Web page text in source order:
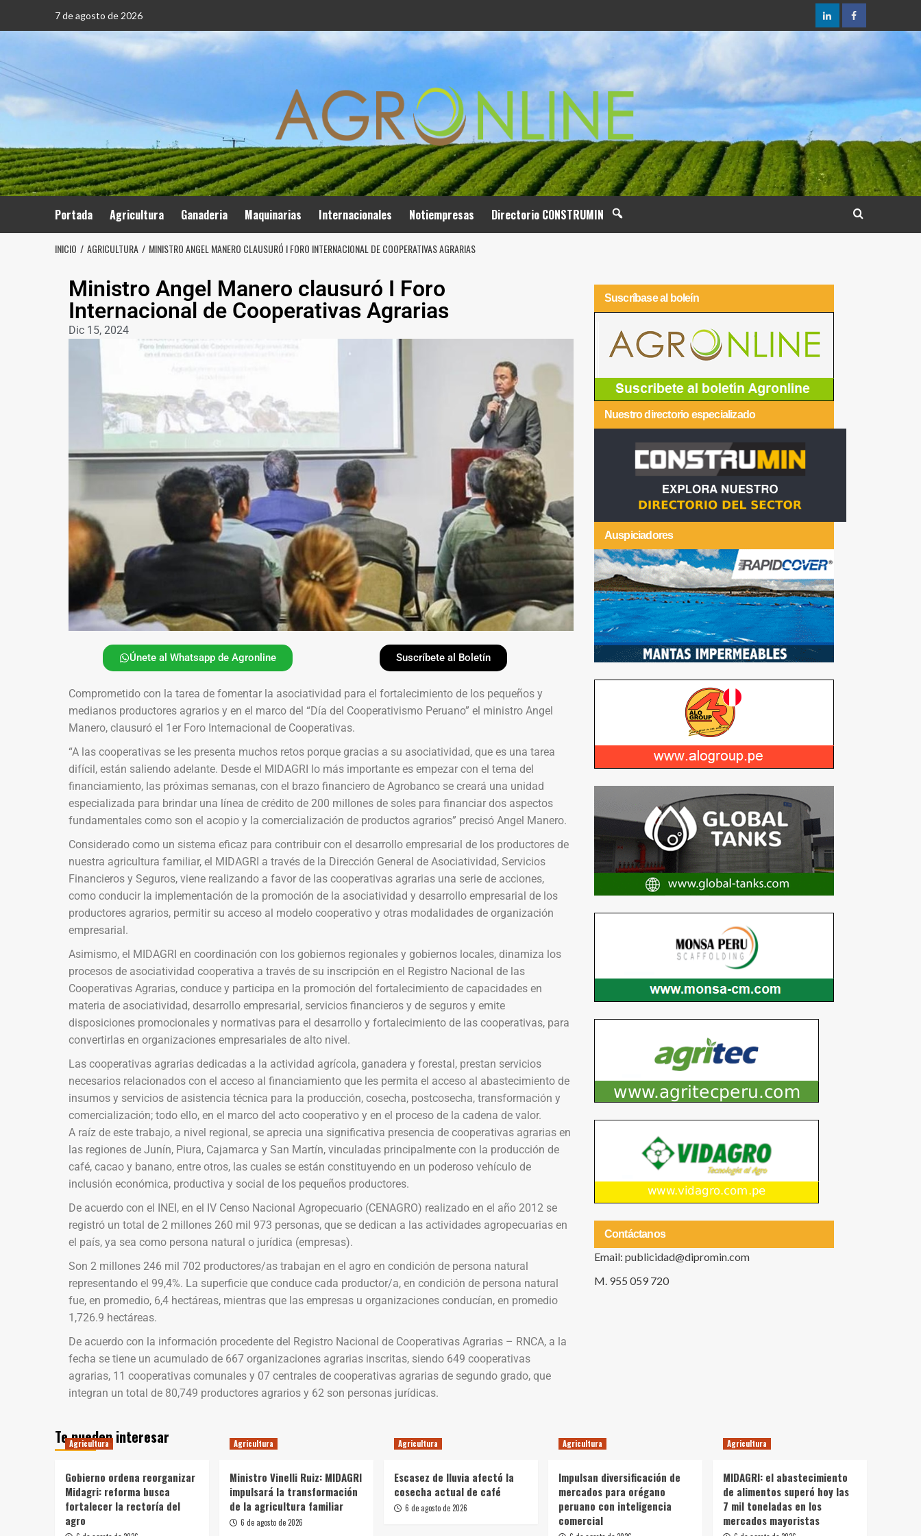
7 de agosto de 2026
Portada Agricultura Ganaderia Maquinarias Internacionales Notiempresas Directorio CONSTRUMIN
INICIO AGRICULTURA MINISTRO ANGEL MANERO CLAUSURÓ I FORO INTERNACIONAL DE COOPERATIVAS AGRARIAS
Ministro Angel Manero clausuró I Foro
Internacional de Cooperativas Agrarias
Dic 15, 2024
Únete al Whatsapp de Agronline Suscríbete al Boletín
Comprometido con la tarea de fomentar la asociatividad para el fortalecimiento de los pequeños y
medianos productores agrarios y en el marco del “Día del Cooperativismo Peruano” el ministro Angel
Manero, clausuró el 1er Foro Internacional de Cooperativas.
“A las cooperativas se les presenta muchos retos porque gracias a su asociatividad, que es una tarea
difícil, están saliendo adelante. Desde el MIDAGRI lo más importante es empezar con el tema del
financiamiento, las próximas semanas, con el brazo financiero de Agrobanco se creará una unidad
especializada para brindar una línea de crédito de 200 millones de soles para financiar dos aspectos
fundamentales como son el acopio y la comercialización de productos agrarios” precisó Angel Manero.
Considerado como un sistema eficaz para contribuir con el desarrollo empresarial de los productores de
nuestra agricultura familiar, el MIDAGRI a través de la Dirección General de Asociatividad, Servicios
Financieros y Seguros, viene realizando a favor de las cooperativas agrarias una serie de acciones,
como conducir la implementación de la promoción de la asociatividad y desarrollo empresarial de los
productores agrarios, permitir su acceso al modelo cooperativo y otras modalidades de organización
empresarial.
Asimismo, el MIDAGRI en coordinación con los gobiernos regionales y gobiernos locales, dinamiza los
procesos de asociatividad cooperativa a través de su inscripción en el Registro Nacional de las
Cooperativas Agrarias, conduce y participa en la promoción del fortalecimiento de capacidades en
materia de asociatividad, desarrollo empresarial, servicios financieros y de seguros y emite
disposiciones promocionales y normativas para el desarrollo y fortalecimiento de las cooperativas, para
convertirlas en organizaciones empresariales de alto nivel.
Las cooperativas agrarias dedicadas a la actividad agrícola, ganadera y forestal, prestan servicios
necesarios relacionados con el acceso al financiamiento que les permita el acceso al abastecimiento de
insumos y servicios de asistencia técnica para la producción, cosecha, postcosecha, transformación y
comercialización; todo ello, en el marco del acto cooperativo y en el proceso de la cadena de valor.
A raíz de este trabajo, a nivel regional, se aprecia una significativa presencia de cooperativas agrarias en
las regiones de Junín, Piura, Cajamarca y San Martín, vinculadas principalmente con la producción de
café, cacao y banano, entre otros, las cuales se están constituyendo en un poderoso vehículo de
inclusión económica, productiva y social de los pequeños productores.
De acuerdo con el INEI, en el IV Censo Nacional Agropecuario (CENAGRO) realizado en el año 2012 se
registró un total de 2 millones 260 mil 973 personas, que se dedican a las actividades agropecuarias en
el país, ya sea como persona natural o jurídica (empresas).
Son 2 millones 246 mil 702 productores/as trabajan en el agro en condición de persona natural
representando el 99,4%. La superficie que conduce cada productor/a, en condición de persona natural
fue, en promedio, 6,4 hectáreas, mientras que las empresas u organizaciones conducían, en promedio
1,726.9 hectáreas.
De acuerdo con la información procedente del Registro Nacional de Cooperativas Agrarias – RNCA, a la
fecha se tiene un acumulado de 667 organizaciones agrarias inscritas, siendo 649 cooperativas
agrarias, 11 cooperativas comunales y 07 centrales de cooperativas agrarias de segundo grado, que
integran un total de 80,749 productores agrarios y 62 son personas jurídicas.
Suscríbase al boleín
Nuestro directorio especializado
Auspiciadores
Contáctanos
Email: publicidad@dipromin.com
M. 955 059 720
Te pueden interesar
Agricultura
Gobierno ordena reorganizar
Midagri: reforma busca
fortalecer la rectoría del
agro
Agricultura
Ministro Vinelli Ruiz: MIDAGRI
impulsará la transformación
de la agricultura familiar
6 de agosto de 2026
Agricultura
Escasez de lluvia afectó la
cosecha actual de café
6 de agosto de 2026
Agricultura
Impulsan diversificación de
mercados para orégano
peruano con inteligencia
comercial
Agricultura
MIDAGRI: el abastecimiento
de alimentos superó hoy las
7 mil toneladas en los
mercados mayoristas